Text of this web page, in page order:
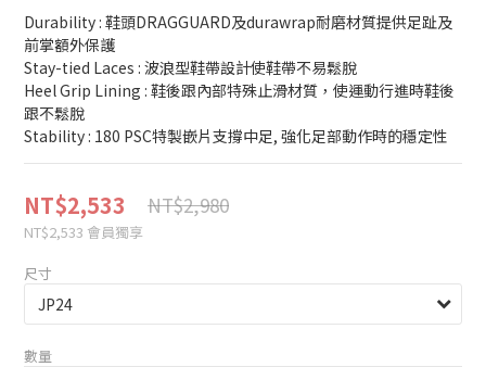
Durability : 鞋頭DRAGGUARD及durawrap耐磨材質提供足趾及
前掌額外保護
Stay-tied Laces : 波浪型鞋帶設計使鞋帶不易鬆脫
Heel Grip Lining : 鞋後跟內部特殊止滑材質，使運動行進時鞋後
跟不鬆脫
Stability : 180 PSC特製嵌片支撐中足, 強化足部動作時的穩定性
NT$2,533 NT$2,980
NT$2,533 會員獨享
尺寸
數量